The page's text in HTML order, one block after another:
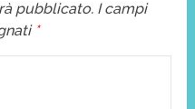
pubblicato. I campi
*